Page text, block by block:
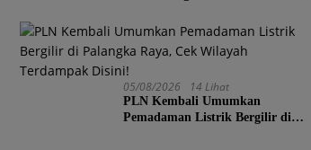
05/08/2026 14 Lihat
PLN Kembali Umumkan
Pemadaman Listrik Bergilir di